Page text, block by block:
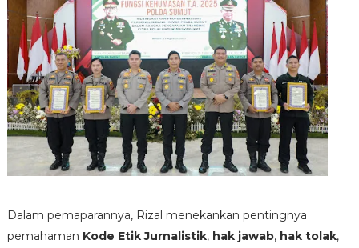
Dalam pemaparannya, Rizal menekankan pentingnya
pemahaman Kode Etik Jurnalistik, hak jawab, hak tolak,